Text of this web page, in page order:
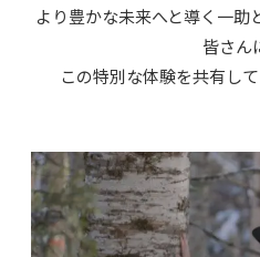
より豊かな未来へと導く一助
皆さん
この特別な体験を共有し